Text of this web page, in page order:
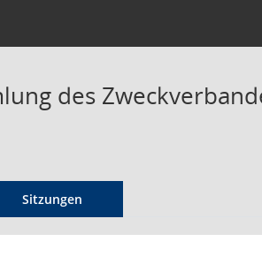
des
Sitzungen